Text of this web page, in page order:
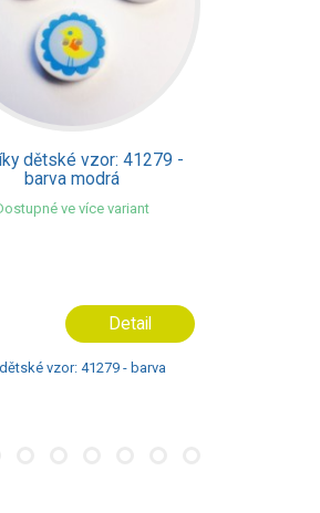
dětské vzor: 41279 -
barva modrá
ve více variant
Detail
vzor: 41279 - barva